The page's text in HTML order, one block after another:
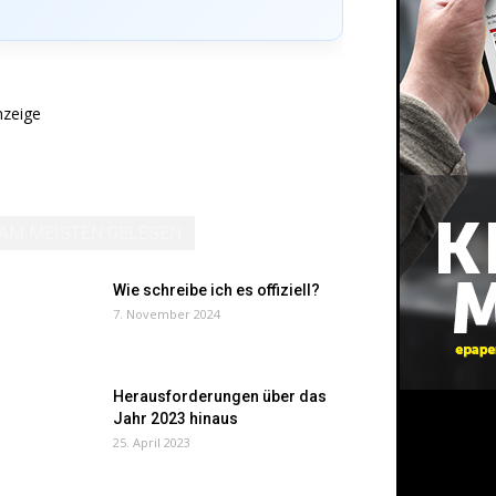
Wie schreibe ich es offiziell?
7. November 2024
Herausforderungen über das
Jahr 2023 hinaus
25. April 2023